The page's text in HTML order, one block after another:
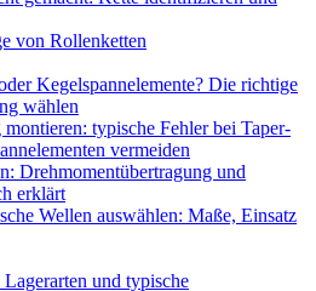
von Rollenketten
Kegelspannelemente? Die richtige
wählen
montieren: typische Fehler bei Taper-
vermeiden
Drehmomentübertragung und
erklärt
Wellen auswählen: Maße, Einsatz
und typische